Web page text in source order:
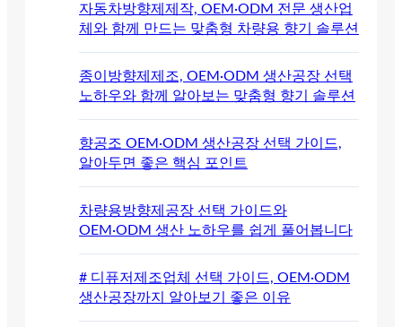
자동차방향제제작, OEM·ODM 전문 생산업
체와 함께 만드는 맞춤형 차량용 향기 솔루션
종이방향제제조, OEM·ODM 생산공장 선택
노하우와 함께 알아보는 맞춤형 향기 솔루션
향공조 OEM·ODM 생산공장 선택 가이드,
알아두면 좋은 핵심 포인트
차량용방향제공장 선택 가이드와
OEM·ODM 생산 노하우를 쉽게 풀어봅니다
# 디퓨저제조업체 선택 가이드, OEM·ODM
생산공장까지 알아보기 좋은 이유